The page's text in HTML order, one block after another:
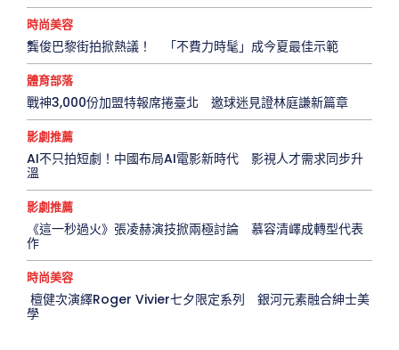
時尚美容
龔俊巴黎街拍掀熱議！ 「不費力時髦」成今夏最佳示範
體育部落
戰神3,000份加盟特報席捲臺北 邀球迷見證林庭謙新篇章
影劇推薦
AI不只拍短劇！中國布局AI電影新時代 影視人才需求同步升
溫
影劇推薦
《這一秒過火》張凌赫演技掀兩極討論 慕容清嶧成轉型代表
作
時尚美容
檀健次演繹Roger Vivier七夕限定系列 銀河元素融合紳士美
學